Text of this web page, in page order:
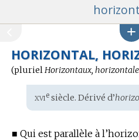
HORIZONTAL,
(plurielHorizontaux,
Étymologie
:
xviesiècle. Dérivé d’
■ Qui est parallèle à